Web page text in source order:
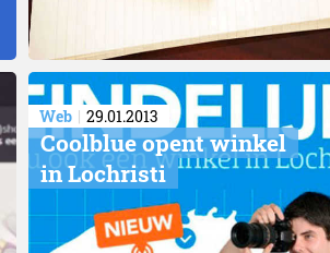
Web 29.01.2013
Coolblue opent winkel
in Lochristi